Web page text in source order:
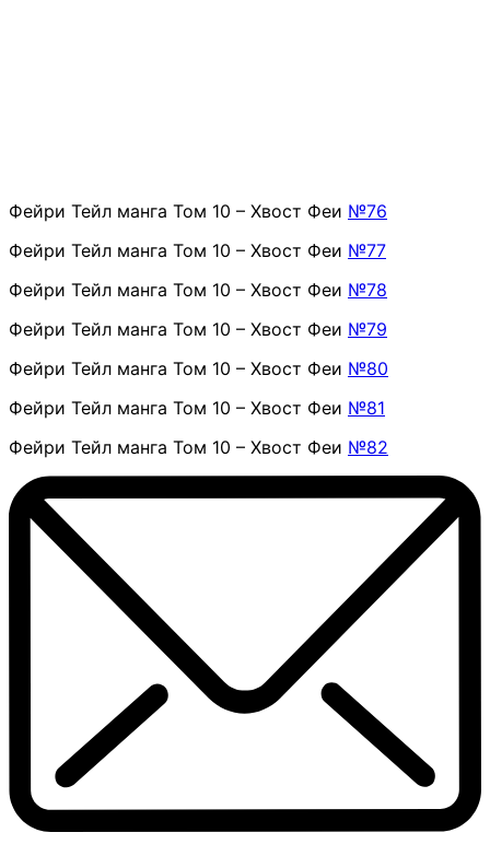
Фейри Тейл манга Том 10 – Хвост Феи №76
Фейри Тейл манга Том 10 – Хвост Феи №77
Фейри Тейл манга Том 10 – Хвост Феи №78
Фейри Тейл манга Том 10 – Хвост Феи №79
Фейри Тейл манга Том 10 – Хвост Феи №80
Фейри Тейл манга Том 10 – Хвост Феи №81
Фейри Тейл манга Том 10 – Хвост Феи №82